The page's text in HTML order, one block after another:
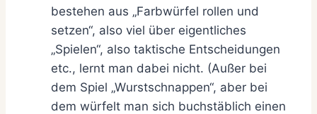
bestehen aus „Farbwürfel rollen und
setzen“, also viel über eigentliches
„Spielen“, also taktische Entscheidungen
etc., lernt man dabei nicht. (Außer bei
dem Spiel „Wurstschnappen“, aber bei
dem würfelt man sich buchstäblich einen